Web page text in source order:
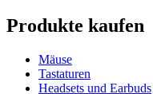
Produkte kaufen
Mäuse
Tastaturen
Headsets und Earbuds